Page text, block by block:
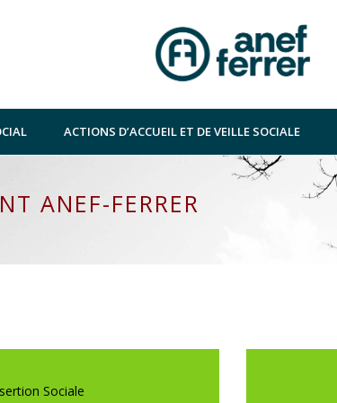
ACTIONS D’ACCUEIL ET DE VEILLE SOCIALE
ANEF-FERRER
Sociale